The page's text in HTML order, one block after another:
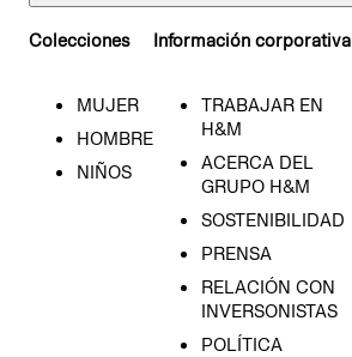
Colecciones
MUJER
HOMBRE
NIÑOS
Información corporativa
TRABAJAR EN
H&M
ACERCA DEL
GRUPO H&M
SOSTENIBILIDAD
PRENSA
RELACIÓN CON
INVERSONISTAS
POLÍTICA